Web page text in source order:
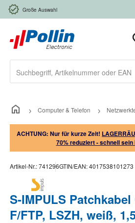
Zum Hauptinhalt springen
Große Auswahl
Computer & Telefon
ACHTUNG: Nur für kurze Zeit!
70% reduziert - schnell
Artikel-Nr.:741296GTIN/EAN:4017538101273
S-IMPULS Patchkabel
F/FTP, LSZH, weiß,